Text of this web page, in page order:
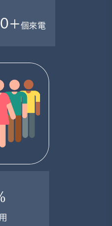
個來電